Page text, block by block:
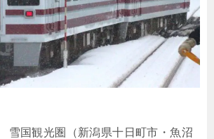
雪国観光圏（新潟県十日町市・魚沼